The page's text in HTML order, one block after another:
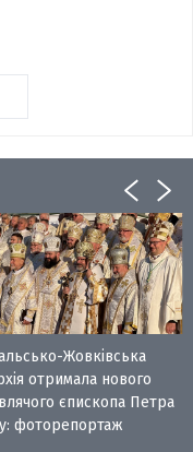
Жовківська
отримала нового
єпископа Петра
фоторепортаж